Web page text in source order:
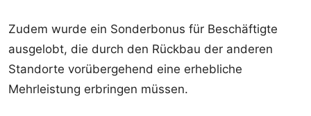
Zudem wurde ein Sonderbonus für Beschäftigte
ausgelobt, die durch den Rückbau der anderen
Standorte vorübergehend eine erhebliche
Mehrleistung erbringen müssen.